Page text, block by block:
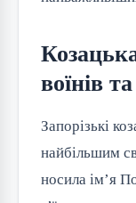
воїнів
Запорізькі
найбільшим
носила ім’я